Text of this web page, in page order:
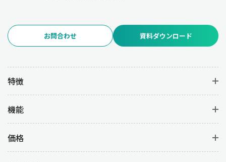
お問合わせ 資料ダウンロード
特徴
機能
価格